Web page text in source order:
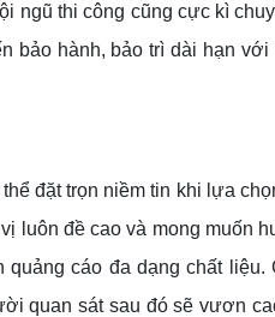
ngũ thi công cũng cực kì
hành, bảo trì dài hạn
đặt trọn niềm tin khi lựa
đề cao và mong muốn
cáo đa dạng chất
quan sát sau đó sẽ vươn